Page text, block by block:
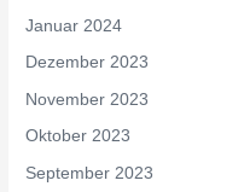
Januar 2024
Dezember 2023
November 2023
Oktober 2023
September 2023